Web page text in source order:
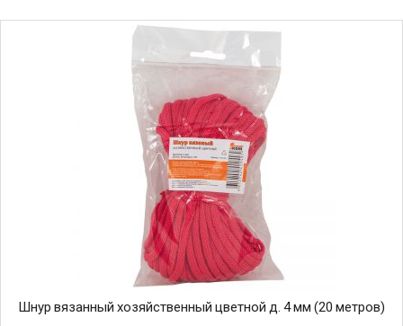
Шнур вязанный хозяйственный цветной д. 4 мм (20 метров)